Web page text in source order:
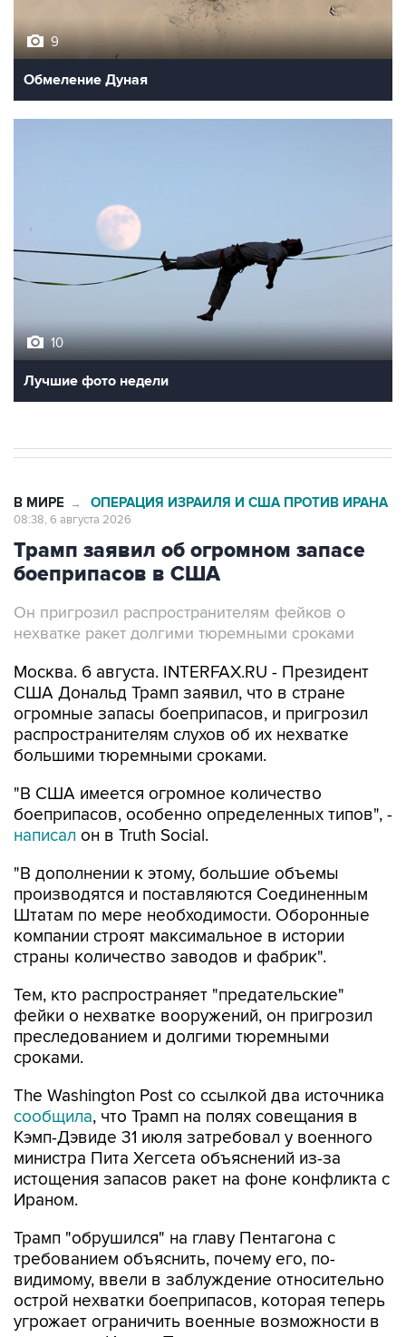
9
Обмеление Дуная
10
Лучшие фото недели
В МИРЕ → ОПЕРАЦИЯ ИЗРАИЛЯ И США ПРОТИВ ИРАНА
08:38, 6 августа 2026
Трамп заявил об огромном запасе
боеприпасов в США
Он пригрозил распространителям фейков о
нехватке ракет долгими тюремными сроками
Москва. 6 августа. INTERFAX.RU - Президент
США Дональд Трамп заявил, что в стране
огромные запасы боеприпасов, и пригрозил
распространителям слухов об их нехватке
большими тюремными сроками.
"В США имеется огромное количество
боеприпасов, особенно определенных типов", -
написал он в Truth Social.
"В дополнении к этому, большие объемы
производятся и поставляются Соединенным
Штатам по мере необходимости. Оборонные
компании строят максимальное в истории
страны количество заводов и фабрик".
Тем, кто распространяет "предательские"
фейки о нехватке вооружений, он пригрозил
преследованием и долгими тюремными
сроками.
The Washington Post со ссылкой два источника
сообщила, что Трамп на полях совещания в
Кэмп-Дэвиде 31 июля затребовал у военного
министра Пита Хегсета объяснений из-за
истощения запасов ракет на фоне конфликта с
Ираном.
Трамп "обрушился" на главу Пентагона с
требованием объяснить, почему его, по-
видимому, ввели в заблуждение относительно
острой нехватки боеприпасов, которая теперь
угрожает ограничить военные возможности в